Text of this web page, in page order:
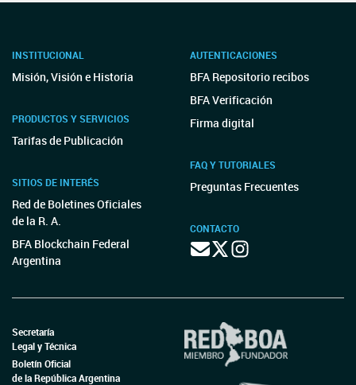
INSTITUCIONAL
Misión, Visión e Historia
PRODUCTOS Y SERVICIOS
Tarifas de Publicación
SITIOS DE INTERÉS
Red de Boletines Oficiales
de la R. A.
BFA Blockchain Federal
Argentina
AUTENTICACIONES
BFA Repositorio recibos
BFA Verificación
Firma digital
FAQ Y TUTORIALES
Preguntas Frecuentes
CONTACTO
Secretaría
Legal y Técnica
Boletín Oficial
de la República Argentina